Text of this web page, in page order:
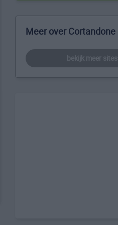
Meer over Cortandone
bekijk meer sites